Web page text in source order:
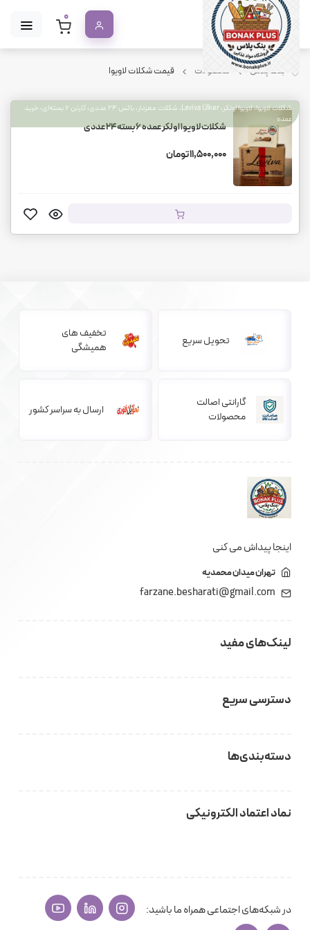
0
بنک پلاس محصولات قیمت شکلات لاویوا
شکلات لاویوا، لاویوا اولکر، Laviva Ülker، شکلات مغزدار، باکس ۲۴ عددی، کارتن ۶ بسته‌ای، خرید
عمده
شکلات لاویوا اولکر عمده ۶ بسته ۲۴ عددی
11,500,000 تومان
تحویل سریع
تخفیف های
همیشگی
گارانتی اصالت
محصولات
ارسال به سراسر کشور
اینجا پیداش می کنی
تهران میدان محمدیه
farzane.besharati@gmail.com
لینک‌های مفید
دسترسی سریع
دسته‌بندی‌ها
نماد اعتماد الکترونیکی
در شبکه‌های اجتماعی همراه ما باشید: